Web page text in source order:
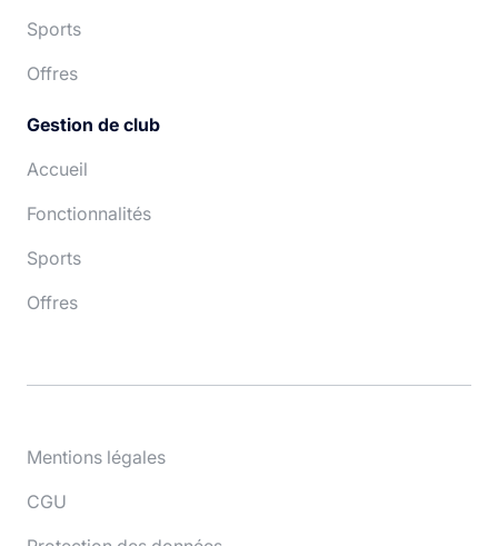
Sports
Offres
Gestion de club
Accueil
Fonctionnalités
Sports
Offres
Mentions légales
CGU